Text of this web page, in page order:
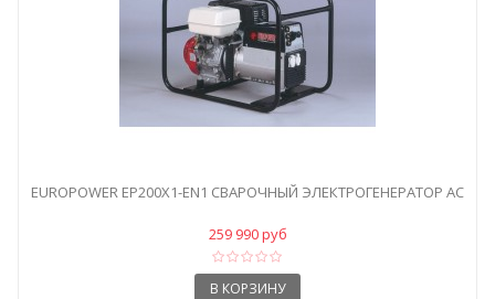
EUROPOWER EP200X1-EN1 СВАРОЧНЫЙ ЭЛЕКТРОГЕНЕРАТОР AC
259 990 руб
В КОРЗИНУ